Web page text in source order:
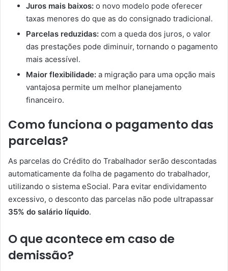
Juros mais baixos: o novo modelo pode oferecer
taxas menores do que as do consignado tradicional.
Parcelas reduzidas: com a queda dos juros, o valor
das prestações pode diminuir, tornando o pagamento
mais acessível.
Maior flexibilidade: a migração para uma opção mais
vantajosa permite um melhor planejamento
financeiro.
Como funciona o pagamento das
parcelas?
As parcelas do Crédito do Trabalhador serão descontadas
automaticamente da folha de pagamento do trabalhador,
utilizando o sistema eSocial. Para evitar endividamento
excessivo, o desconto das parcelas não pode ultrapassar
35% do salário líquido.
O que acontece em caso de
demissão?